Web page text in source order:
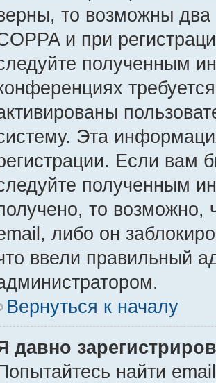
то возможны
и при
полученным
Эта
Если вам
полученным
то возможно,
либо он
ввели правильный
Вернуться к началу
давно
найти